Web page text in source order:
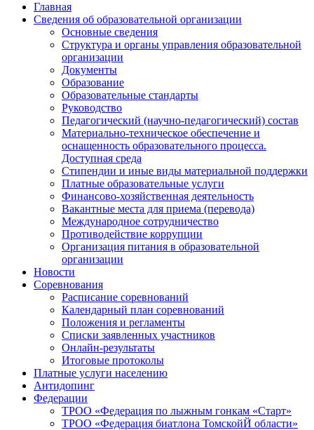
Главная
Сведения об образовательной организации
Основные сведения
Структура и органы управления образовательной
организации
Документы
Образование
Образовательные стандарты
Руководство
Педагогический (научно-педагогический) состав
Материально-техническое обеспечение и
оснащенность образовательного процесса.
Доступная среда
Стипендии и иные виды материальной поддержки
Платные образовательные услуги
Финансово-хозяйственная деятельность
Вакантные места для приема (перевода)
Международное сотрудничество
Противодействие коррупции
Организация питания в образовательной
организации
Новости
Соревнования
Расписание соревнований
Календарный план соревнований
Положения и регламенты
Списки заявленных участников
Онлайн-результаты
Итоговые протоколы
Платные услуги населению
Антидопинг
Федерации
ТРОО «Федерация по лыжным гонкам «Старт»
ТРОО «Федерация биатлона ТомскойЙ области»